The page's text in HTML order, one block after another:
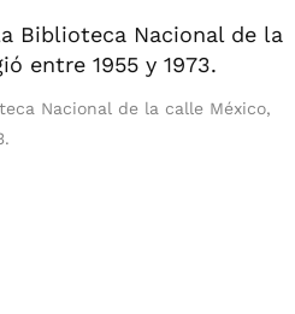
Nacional de la calle México,